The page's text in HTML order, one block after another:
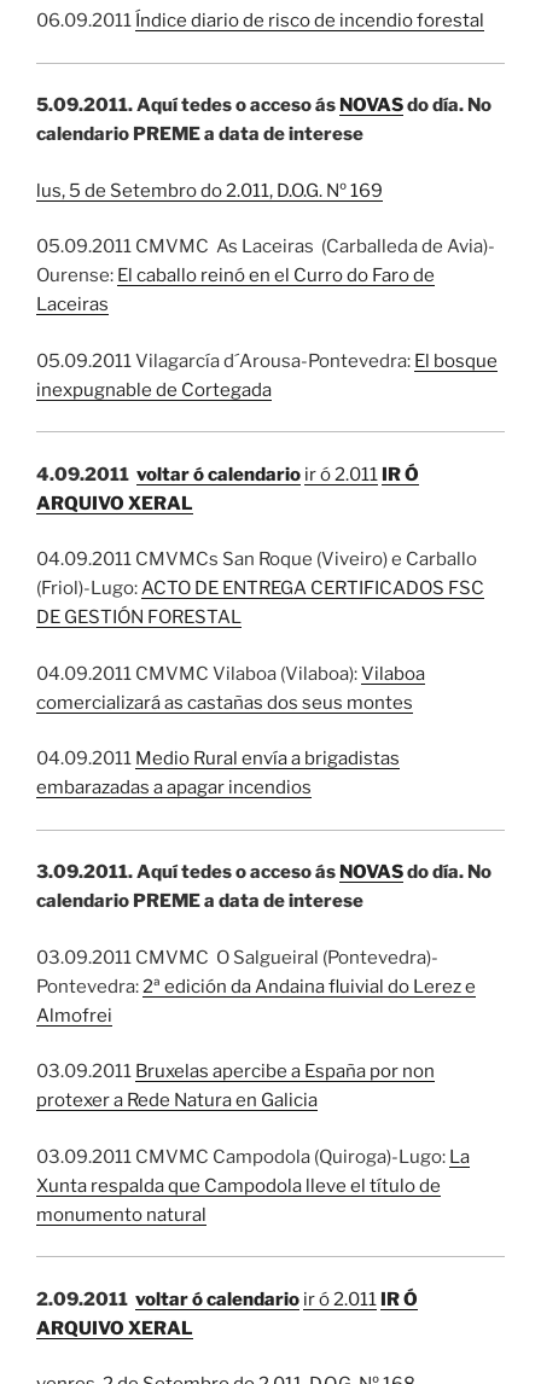
06.09.2011 Índice diario de risco de incendio forestal
5.09.2011.Aquí tedes o acceso ás NOVASdo dí­a. No
calendario PREME a data de interese
lus, 5 de Setembro do 2.011, D.O.G. Nº 169
05.09.2011 CMVMC As Laceiras (Carballeda de Avia)-
Ourense: El caballo reinó en el Curro do Faro de
Laceiras
05.09.2011 Vilagarcía d´Arousa-Pontevedra: El bosque
inexpugnable de Cortegada
4.09.2011 voltar ó calendario ir ó 2.011 IR Ó
ARQUIVO XERAL
04.09.2011 CMVMCs San Roque (Viveiro) e Carballo
(Friol)-Lugo:ACTO DE ENTREGA CERTIFICADOS FSC
DE GESTIÓN FORESTAL
04.09.2011 CMVMC Vilaboa (Vilaboa):Vilaboa
comercializará as castañas dos seus montes
04.09.2011 Medio Rural envía a brigadistas
embarazadas a apagar incendios
3.09.2011.Aquí tedes o acceso ás NOVASdo dí­a. No
calendario PREME a data de interese
03.09.2011 CMVMC O Salgueiral (Pontevedra)-
Pontevedra:2ª edición da Andaina fluivial do Lerez e
Almofrei
03.09.2011 Bruxelas apercibe a España por non
protexer a Rede Natura en Galicia
03.09.2011 CMVMC Campodola (Quiroga)-Lugo: La
Xunta respalda que Campodola lleve el título de
monumento natural
2.09.2011 voltar ó calendario ir ó 2.011 IR Ó
ARQUIVO XERAL